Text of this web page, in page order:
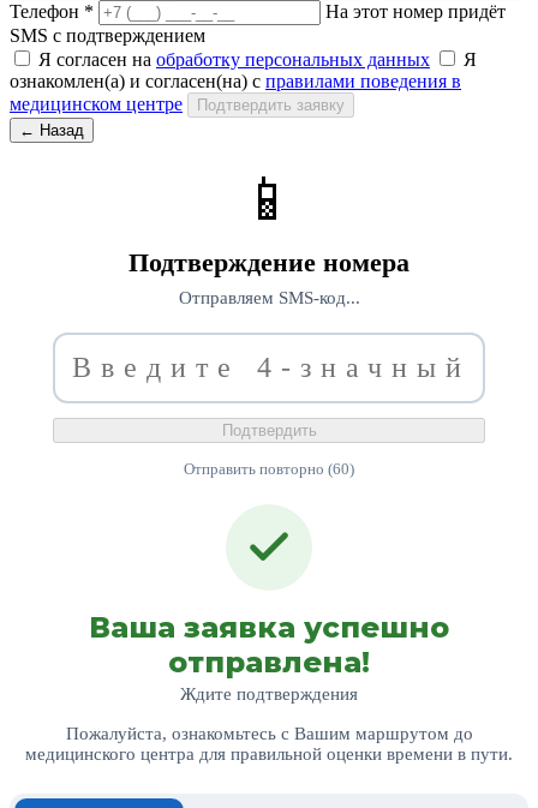
Телефон *
На этот номер придёт
SMS с подтверждением
Я согласен на обработку персональных данных
Я
ознакомлен(а) и согласен(на) с правилами поведения в
медицинском центре
Подтвердить заявку
← Назад
📱
Подтверждение номера
Отправляем SMS-код...
Подтвердить
Отправить повторно (60)
Ваша заявка успешно
отправлена!
Ждите подтверждения
Пожалуйста, ознакомьтесь с Вашим маршрутом до
медицинского центра для правильной оценки времени в пути.